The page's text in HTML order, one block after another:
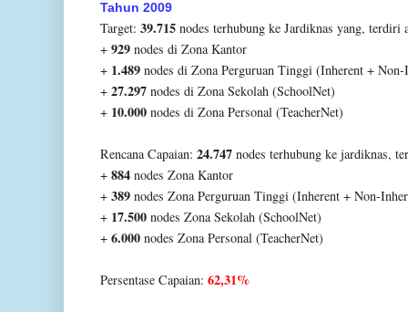
Tahun 2009
Target: 39.715 nodes terhubung ke Jardiknas yang, terdiri
+ 929 nodes di Zona Kantor
+ 1.489 nodes di Zona Perguruan Tinggi (Inherent + Non-
+ 27.297 nodes di Zona Sekolah (SchoolNet)
+ 10.000 nodes di Zona Personal (TeacherNet)
Rencana Capaian: 24.747 nodes terhubung ke jardiknas,
+ 884 nodes Zona Kantor
+ 389 nodes Zona Perguruan Tinggi (Inherent + Non-
+ 17.500 nodes Zona Sekolah (SchoolNet)
+ 6.000 nodes Zona Personal (TeacherNet)
Persentase Capaian: 62,31%